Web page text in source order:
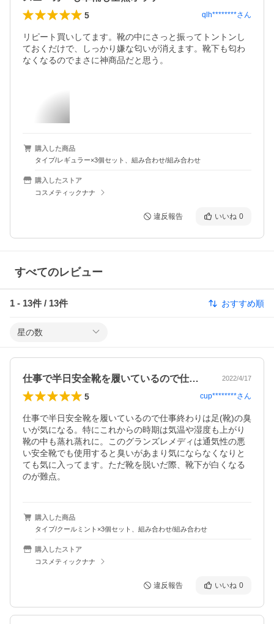
5 qlh********さん
リピート買いしてます。靴の中にさっと振ってトントンし
ておくだけで、しっかり嫌な匂いが消えます。靴下も匂わ
なくなるのでまさに神商品だと思う。
購入した商品
タイプ/レギュラー×3個セット、組み合わせ/組み合わせ
購入したストア
コスメティックナナ
違反報告 いいね 0
すべてのレビュー
1 - 13件 / 13件 おすすめ順
星の数
仕事で半日安全靴を履いているので仕事終… 2022/4/17
5 cup********さん
仕事で半日安全靴を履いているので仕事終わりは足(靴)の臭
いが気になる。特にこれからの時期は気温や湿度も上がり
靴の中も蒸れ蒸れに。このグランズレメディは通気性の悪
い安全靴でも使用すると臭いがあまり気にならなくなりと
ても気に入ってます。ただ靴を脱いだ際、靴下が白くなる
のが難点。
購入した商品
タイプ/クールミント×3個セット、組み合わせ/組み合わせ
購入したストア
コスメティックナナ
違反報告 いいね 0